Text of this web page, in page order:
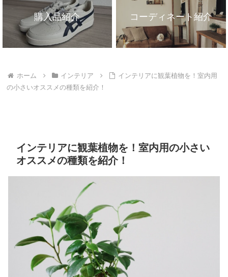
購入品紹介 コーディネート紹介
ホーム インテリア
インテリアに観葉植物を！室内用
の小さいオススメの種類を紹介！
インテリアに観葉植物を！室内用の小さい
オススメの種類を紹介！